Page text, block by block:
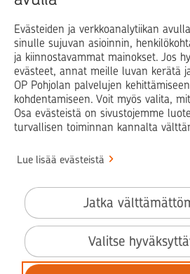
Evästeiden ja verkkoanalytiikan
sinulle sujuvan asioinnin,
ja kiinnostavammat mainokset. Jos
evästeet, annat meille luvan kerätä
OP Pohjolan palvelujen
kohdentamiseen. Voit myös valita,
Osa evästeistä on sivustojemme
turvallisen toiminnan kannalta
Lue lisää evästeistä
Valitse
Jatka
Op.fi OP Koti Pohjola
Facebook
X LinkedInInstagram
Käyttöehdot
Saavutettavuusseloste
Evästeiden käyttö
Tilaa uutiskirje